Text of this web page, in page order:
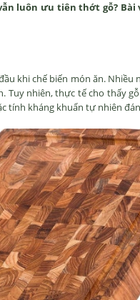
luôn ưu tiên thớt gỗ? Bài
khi chế biến món ăn. Nhiều
nhiên, thực tế cho thấy
tính kháng khuẩn tự nhiên